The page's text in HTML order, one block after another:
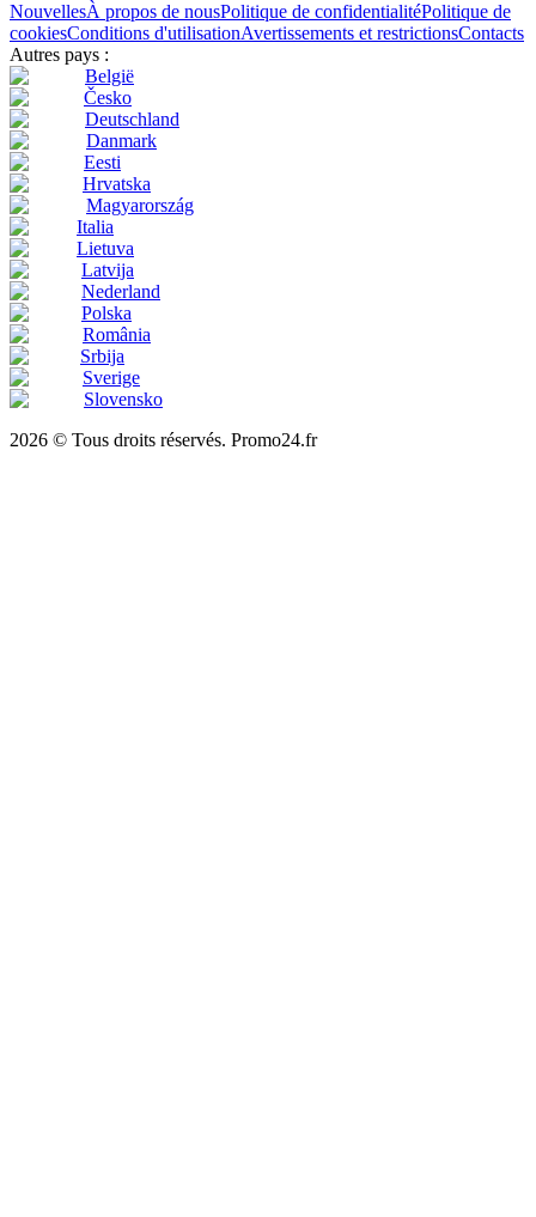
NouvellesÀ propos de nousPolitique de confidentialitéPolitique de
cookiesConditions d'utilisationAvertissements et restrictionsContacts
Autres pays :
België
Česko
Deutschland
Danmark
Eesti
Hrvatska
Magyarország
Italia
Lietuva
Latvija
Nederland
Polska
România
Srbija
Sverige
Slovensko
2026 © Tous droits réservés. Promo24.fr